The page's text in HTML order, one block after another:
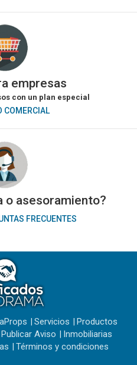
empresas
con un plan especial
COMERCIAL
o asesoramiento?
FRECUENTES
Servicios
Productos
Publicar Aviso
Inmobiliarias
Términos y condiciones